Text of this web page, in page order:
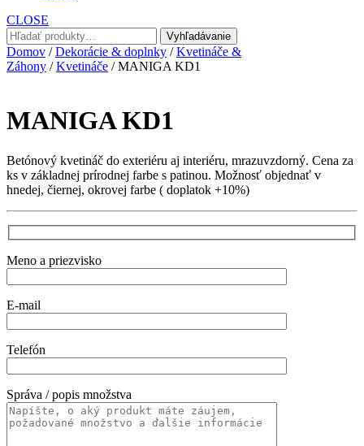
CLOSE
Hľadať:
Vyhľadávanie
Domov /Dekorácie & doplnky /Kvetináče &
Záhony /Kvetináče / MANIGA KD1
MANIGA KD1
Betónový kvetináč do exteriéru aj interiéru, mrazuvzdorný. Cena za
ks v základnej prírodnej farbe s patinou. Možnosť objednať v
hnedej, čiernej, okrovej farbe ( doplatok +10%)
Meno a priezvisko
E-mail
Telefón
Správa / popis množstva